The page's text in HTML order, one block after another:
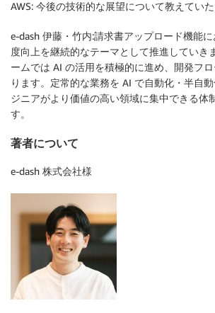
AWS: 今後の技術的な展望について教えてい
e-dash 伊藤・竹内:請求書アップロード機能
度向上を継続的なテーマとして推進していき
ームでは AI の活用を積極的に進め、開発フ
ります。定常的な業務を AI で自動化・半自
ジニアがより価値の高い領域に集中できる体
す。
著者について
e-dash 株式会社様